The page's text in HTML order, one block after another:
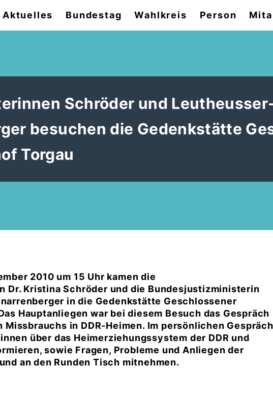
Aktuelles Bundestag Wahlkreis Person
Schröder und
besuchen die Gedenkstätte
Torgau
2010 um 15 Uhr kamen die
Dr. Kristina Schröder und die Bundesjustizministerin
in die Gedenkstätte Geschlossener
Hauptanliegen war bei diesem Besuch das Gespräch
in DDR-Heimen. Im persönlichen Gespräch
über das Heimerziehungssystem der DDR und
sowie Fragen, Probleme und Anliegen der
an den Runden Tisch mitnehmen.